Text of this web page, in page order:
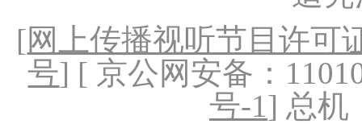
[网上传播视听节目许可
号] [ 京公网安备：
号-1] 总机